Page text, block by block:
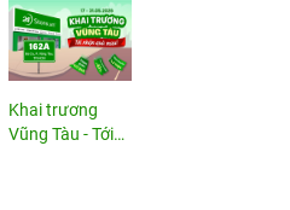
Khai trương
Vũng Tàu - Tới